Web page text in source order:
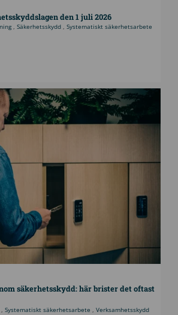
den 1 juli 2026
,Säkerhetsskydd ,Systematiskt säkerhetsarbete
säkerhetsskydd: här brister det oftast
,Systematiskt säkerhetsarbete ,Verksamhetsskydd